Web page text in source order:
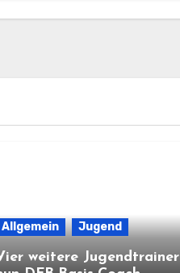
Allgemein Jugend
weitere Jugendtrainer